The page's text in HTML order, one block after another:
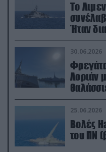
Το
Ήταν
30.06.2026
Λοριάν
θαλάσσιες
25.06.2026
Βολές
του ΠΝ